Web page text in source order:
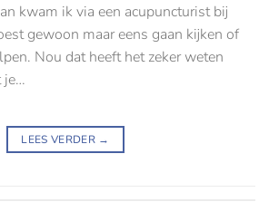
kwam ik via een acupuncturist bij
gewoon maar eens gaan kijken of
Nou dat heeft het zeker weten
je…
LEES VERDER →